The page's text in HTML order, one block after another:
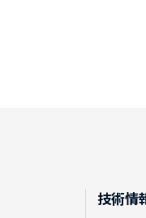
技術情